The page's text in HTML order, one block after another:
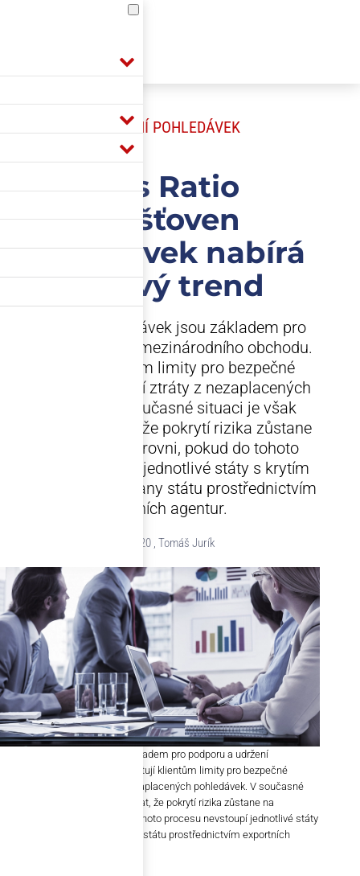
POJIŠTĚNÍ POHLEDÁVEK
Loss Ratio
pojišťoven
pohledávek nabírá
růstový trend
Pojišťovny pohledávek jsou základem pro
podporu a udržení mezinárodního obchodu.
Poskytují klientům limity pro bezpečné
obchodování a kryjí ztráty z nezaplacených
pohledávek. V současné situaci je však
utopické očekávat, že pokrytí rizika zůstane
na požadované úrovni, pokud do tohoto
procesu nevstoupí jednotlivé státy s krytím
poskytnutým ze strany státu prostřednictvím
exportních agentur.
15.5.2020 , Tomáš Jurík
jsou základem pro podporu a udržení
mezinárodního obchodu. Poskytují klientům limity pro bezpečné
obchodování a kryjí ztráty z nezaplacených pohledávek. V současné
situaci je však utopické očekávat, že pokrytí rizika zůstane na
požadované úrovni, pokud do tohoto procesu nevstoupí jednotlivé státy
s krytím poskytnutým ze strany státu prostřednictvím exportních